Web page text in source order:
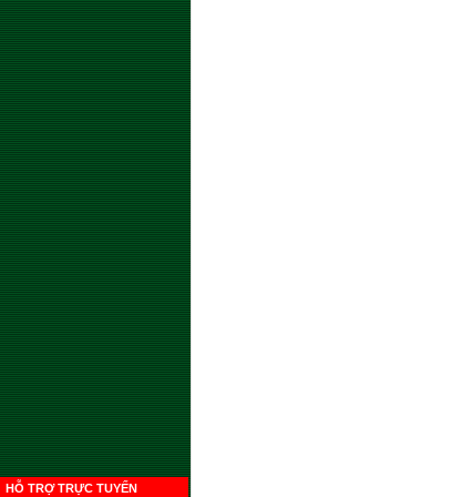
HỖ TRỢ TRỰC TUYẾN